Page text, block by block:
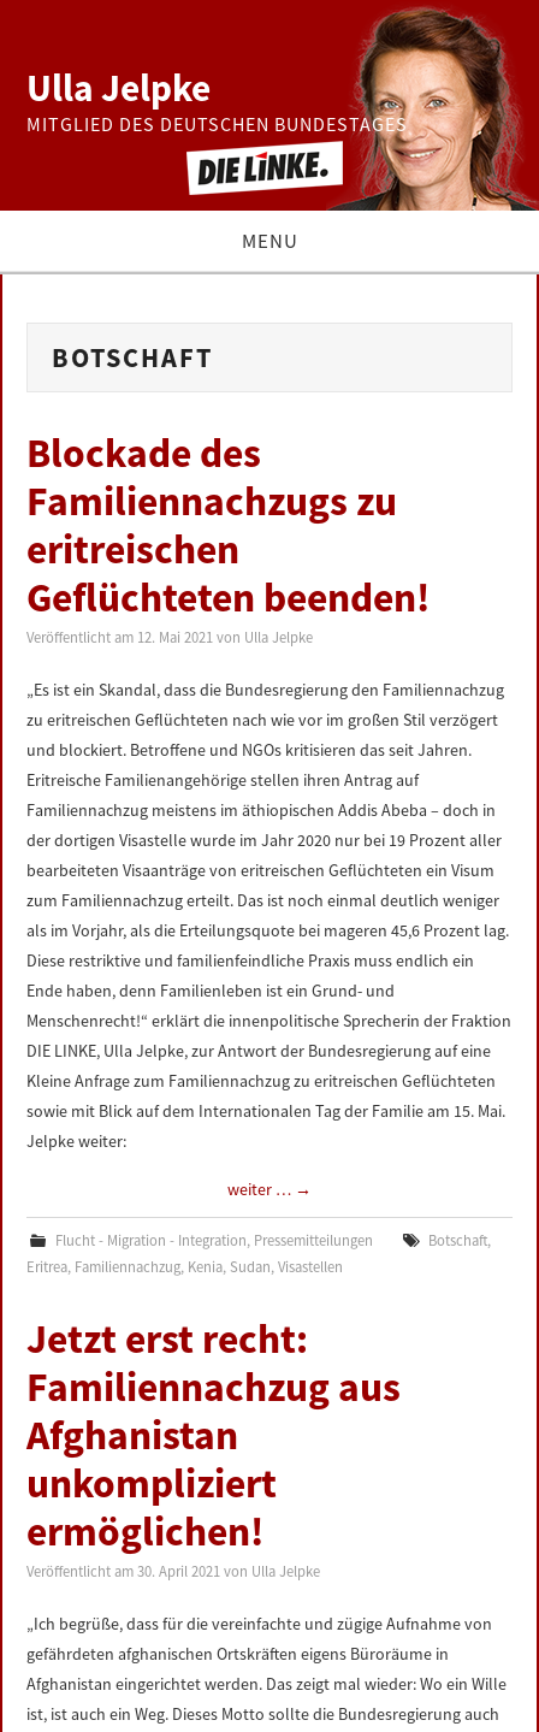
Ulla Jelpke
MITGLIED DES DEUTSCHEN BUNDESTAGES
MENU
BUNDESTAG
ZUR PERSON
LINKS
DATENSCHUTZERKLÄRUNG
IMPRESSUM
BOTSCHAFT
Blockade des
Familiennachzugs zu
eritreischen
Geflüchteten beenden!
Veröffentlicht am 12. Mai 2021 von Ulla Jelpke
„Es ist ein Skandal, dass die Bundesregierung den Familiennachzug
zu eritreischen Geflüchteten nach wie vor im großen Stil verzögert
und blockiert. Betroffene und NGOs kritisieren das seit Jahren.
Eritreische Familienangehörige stellen ihren Antrag auf
Familiennachzug meistens im äthiopischen Addis Abeba – doch in
der dortigen Visastelle wurde im Jahr 2020 nur bei 19 Prozent aller
bearbeiteten Visaanträge von eritreischen Geflüchteten ein Visum
zum Familiennachzug erteilt. Das ist noch einmal deutlich weniger
als im Vorjahr, als die Erteilungsquote bei mageren 45,6 Prozent lag.
Diese restriktive und familienfeindliche Praxis muss endlich ein
Ende haben, denn Familienleben ist ein Grund- und
Menschenrecht!“ erklärt die innenpolitische Sprecherin der Fraktion
DIE LINKE, Ulla Jelpke, zur Antwort der Bundesregierung auf eine
Kleine Anfrage zum Familiennachzug zu eritreischen Geflüchteten
sowie mit Blick auf dem Internationalen Tag der Familie am 15. Mai.
Jelpke weiter:
weiter … →
Flucht - Migration - Integration, Pressemitteilungen Botschaft,
Eritrea, Familiennachzug, Kenia, Sudan,Visastellen
Jetzt erst recht:
Familiennachzug aus
Afghanistan
unkompliziert
ermöglichen!
Veröffentlicht am30. April 2021 von Ulla Jelpke
„Ich begrüße, dass für die vereinfachte und zügige Aufnahme von
gefährdeten afghanischen Ortskräften eigens Büroräume in
Afghanistan eingerichtet werden. Das zeigt mal wieder: Wo ein Wille
ist, ist auch ein Weg. Dieses Motto sollte die Bundesregierung auch